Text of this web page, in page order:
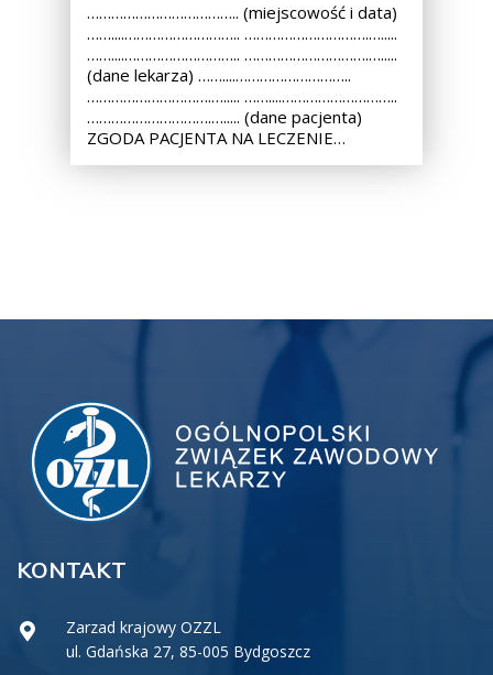
……………………………….. (miejscowość i data)
……....……………………….. ………………………….….....
……....……………………….. ………………………….….....
(dane lekarza) ……....………………………..
………………………….…..... ……....………………………..
………………………….…..... (dane pacjenta)
ZGODA PACJENTA NA LECZENIE…
KONTAKT
Zarzad krajowy OZZL
ul. Gdańska 27, 85-005 Bydgoszcz